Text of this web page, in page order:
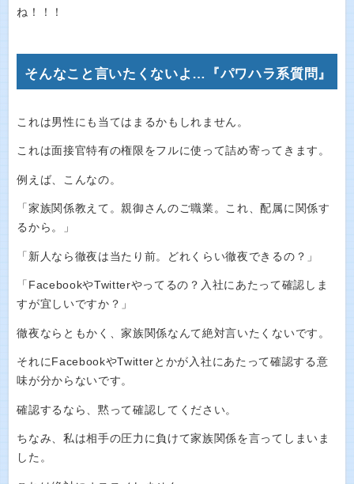
ね！！！
そんなこと言いたくないよ…『パワハラ系質問』
これは男性にも当てはまるかもしれません。
これは面接官特有の権限をフルに使って詰め寄ってきます。
例えば、こんなの。
「家族関係教えて。親御さんのご職業。これ、配属に関係す
るから。」
「新人なら徹夜は当たり前。どれくらい徹夜できるの？」
「FacebookやTwitterやってるの？入社にあたって確認しま
すが宜しいですか？」
徹夜ならともかく、家族関係なんて絶対言いたくないです。
それにFacebookやTwitterとかが入社にあたって確認する意
味が分からないです。
確認するなら、黙って確認してください。
ちなみ、私は相手の圧力に負けて家族関係を言ってしまいま
した。